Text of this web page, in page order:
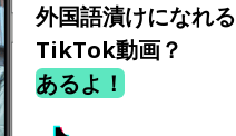
外国語漬けになれる
TikTok動画？
あるよ！